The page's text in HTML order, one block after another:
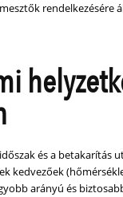
rendelkezésére
és a betakarítás
kedvezőek
arányú és